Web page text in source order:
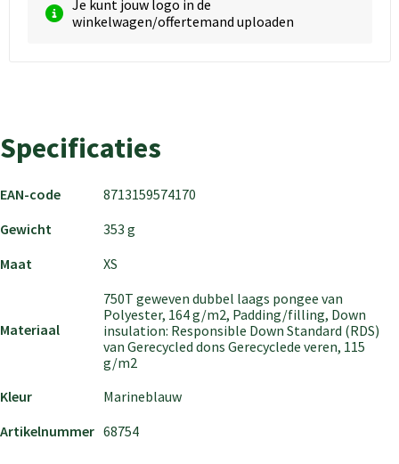
Je kunt jouw logo in de
winkelwagen/offertemand uploaden
Specificaties
EAN-code
8713159574170
Gewicht
353 g
Maat
XS
Materiaal
750T geweven dubbel laags pongee van
Polyester, 164 g/m2, Padding/filling, Down
insulation: Responsible Down Standard (RDS)
van Gerecycled dons Gerecyclede veren, 115
g/m2
Kleur
Marineblauw
Artikelnummer 68754